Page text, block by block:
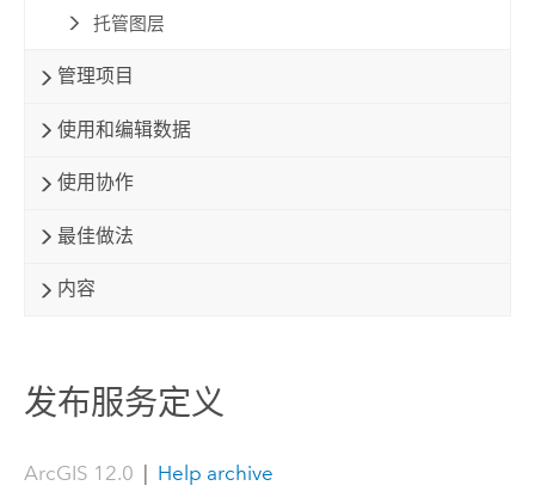
托管图层
管理项目
使用和编辑数据
使用协作
最佳做法
内容
发布服务定义
ArcGIS 12.0 Help archive